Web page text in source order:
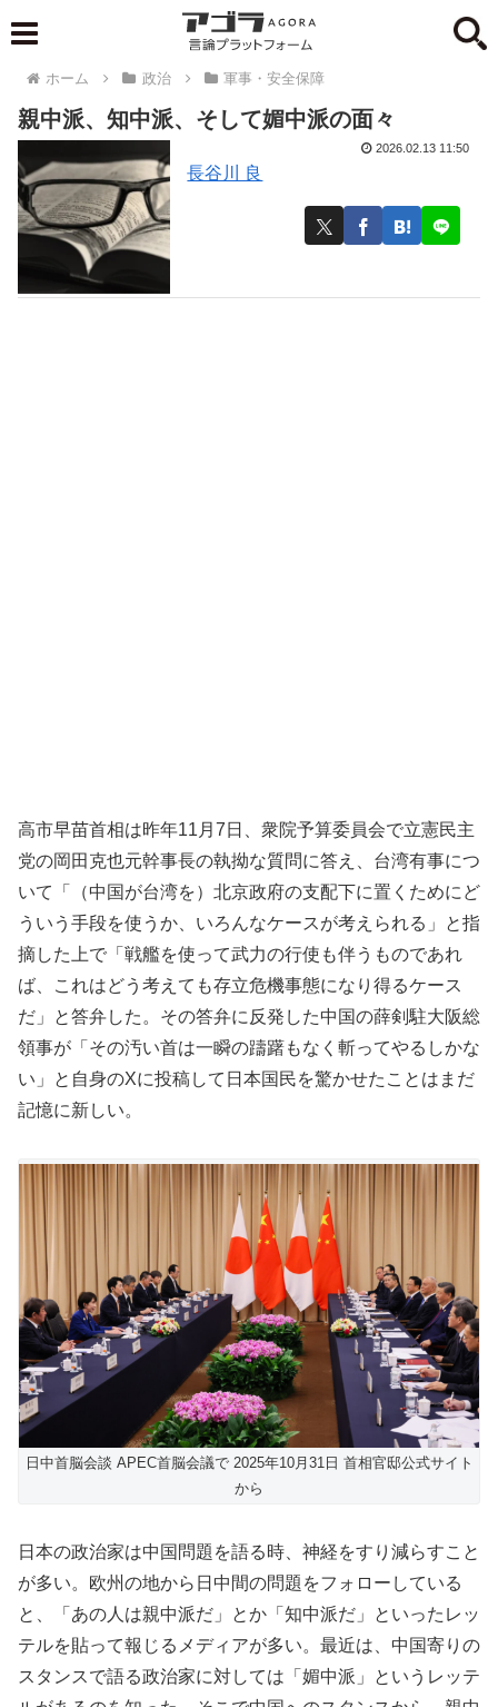
ホーム 政治 軍事・安全保障
親中派、知中派、そして媚中派の面々
長谷川 良
2026.02.13 11:50
高市早苗首相は昨年11月7日、衆院予算委員会で立憲民主
党の岡田克也元幹事長の執拗な質問に答え、台湾有事につ
いて「（中国が台湾を）北京政府の支配下に置くためにど
ういう手段を使うか、いろんなケースが考えられる」と指
摘した上で「戦艦を使って武力の行使も伴うものであれ
ば、これはどう考えても存立危機事態になり得るケース
だ」と答弁した。その答弁に反発した中国の薛剣駐大阪総
領事が「その汚い首は一瞬の躊躇もなく斬ってやるしかな
い」と自身のXに投稿して日本国民を驚かせたことはまだ
記憶に新しい。
日中首脳会談 APEC首脳会議で 2025年10月31日 首相官邸公式サイト
から
日本の政治家は中国問題を語る時、神経をすり減らすこと
が多い。欧州の地から日中間の問題をフォローしている
と、「あの人は親中派だ」とか「知中派だ」といったレッ
テルを貼って報じるメディアが多い。最近は、中国寄りの
スタンスで語る政治家に対しては「媚中派」というレッテ